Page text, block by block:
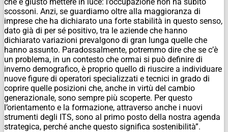
scossoni. Anzi, se guardiamo oltre alla maggioranza di
imprese che ha dichiarato una forte stabilità in questo senso,
dato già di per sé positivo, tra le aziende che hanno
dichiarato variazioni prevalgono di gran lunga quelle che
hanno assunto. Paradossalmente, potremmo dire che se c’è
un problema, in un contesto che ormai si può definire di
inverno demografico, è proprio quello di riuscire a individuare
nuove figure di operatori specializzati e tecnici in grado di
coprire quelle posizioni che, anche in virtù del cambio
generazionale, sono sempre più scoperte. Per questo
l’orientamento e la formazione, attraverso anche i nuovi
strumenti degli ITS, sono al primo posto della nostra agenda
strategica, perché anche questo significa sostenibilità”.